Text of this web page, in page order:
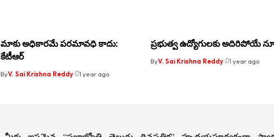
మాకు అధికారమే పరమావధి కాదు:
కేటీఆర్
ByV. Sai Krishna Reddy 1 year ago
ప్రభుత్వ ఉద్యోగులకు అదిరిపోయే
ByV. Sai Krishna Reddy 1 year ago